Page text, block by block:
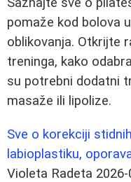
pomaže kod bolova
oblikovanja. Otkrijte
treninga, kako
su potrebni dodatni
masaže ili lipolize.
Sve o korekciji
labioplastiku,
Violeta Radeta 2026-